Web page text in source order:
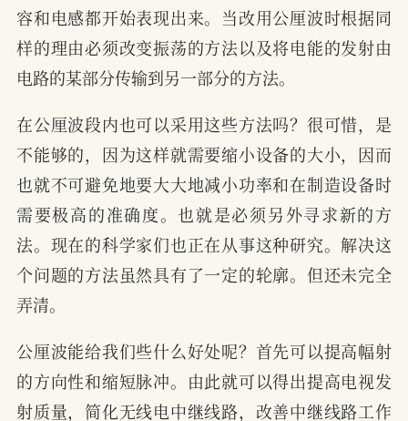
容和电感都开始表现出来。当改用公厘波时根据同
样的理由必须改变振荡的方法以及将电能的发射由
电路的某部分传输到另一部分的方法。
在公厘波段内也可以采用这些方法吗？很可惜，是
不能够的，因为这样就需要缩小设备的大小，因而
也就不可避免地要大大地减小功率和在制造设备时
需要极高的准确度。也就是必须另外寻求新的方
法。现在的科学家们也正在从事这种研究。解决这
个问题的方法虽然具有了一定的轮廓。但还未完全
弄清。
公厘波能给我们些什么好处呢？首先可以提高幅射
的方向性和缩短脉冲。由此就可以得出提高电视发
射质量，简化无线电中继线路，改善中继线路工作